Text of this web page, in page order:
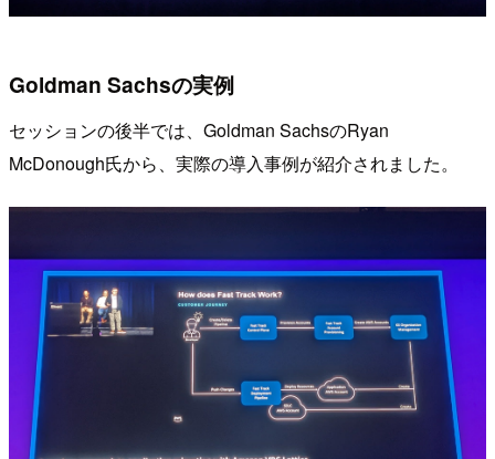
Goldman Sachsの実例
セッションの後半では、Goldman SachsのRyan
McDonough氏から、実際の導入事例が紹介されました。